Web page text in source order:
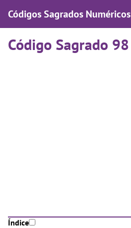
Códigos Sagrados Numéricos
Código Sagrado 98
Índice